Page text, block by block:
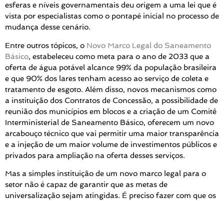
esferas e níveis governamentais deu origem a uma lei que é
vista por especialistas como o pontapé inicial no processo de
mudança desse cenário.
Entre outros tópicos, o Novo Marco Legal do Saneamento
Básico, estabeleceu como meta para o ano de 2033 que a
oferta de água potável alcance 99% da população brasileira
e que 90% dos lares tenham acesso ao serviço de coleta e
tratamento de esgoto. Além disso, novos mecanismos como
a instituição dos Contratos de Concessão, a possibilidade de
reunião dos municípios em blocos e a criação de um Comitê
Interministerial de Saneamento Básico, oferecem um novo
arcabouço técnico que vai permitir uma maior transparência
e a injeção de um maior volume de investimentos públicos e
privados para ampliação na oferta desses serviços.
Mas a simples instituição de um novo marco legal para o
setor não é capaz de garantir que as metas de
universalização sejam atingidas. É preciso fazer com que os